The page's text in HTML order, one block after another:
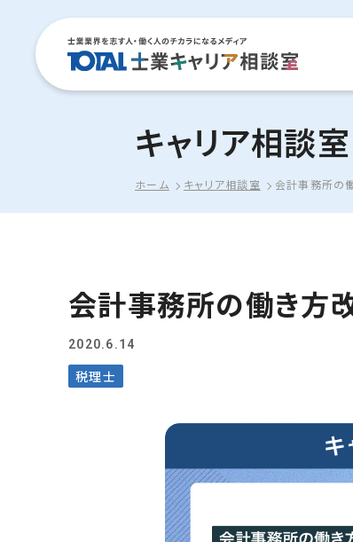
キャリア相談室
ホーム キャリア相談室 会計事務所の働
会計事務所の働き方改
2020.6.14
税理士